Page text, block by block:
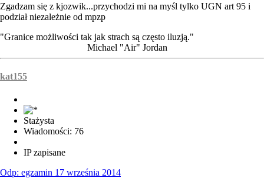
Zgadzam się z kjozwik...przychodzi mi na myśl tylko UGN art 95 i
podział niezależnie od mpzp
"Granice możliwości tak jak strach są często iluzją."
Michael "Air" Jordan
kat155
Stażysta
Wiadomości: 76
IP zapisane
Odp: egzamin 17 września 2014